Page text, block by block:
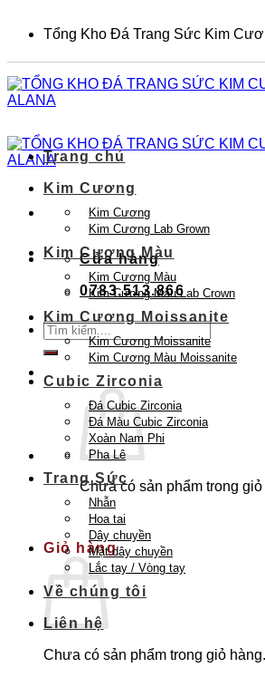
Tổng Kho Đá Trang Sức Kim
Cửa hàng
0783.513.866
Tìm
kiếm:
Chưa có sản phẩm trong giỏ
Quay trở lại cửa hàng
Giỏ hàng
Chưa có sản phẩm trong giỏ hàng.
Trang chủ
Kim Cương
Kim Cương
Kim Cương Lab Grown
Kim Cương Màu
Kim Cương Màu
Kim Cương Màu Lab Crown
Kim Cương Moissanite
Kim Cương Moissanite
Kim Cương Màu Moissanite
Cubic Zirconia
Đá Cubic Zirconia
Đá Màu Cubic Zirconia
Xoàn Nam Phi
Pha Lê
Trang Sức
Nhẫn
Hoa tai
Dây chuyền
Mặt dây chuyền
Lắc tay / Vòng tay
Về chúng tôi
Liên hệ